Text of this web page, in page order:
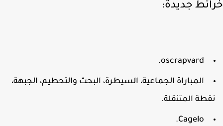
جديدة:
oscrapvard.
المباراة الجماعية، السيطرة، البحث والتحطيم، الجبهة،
المتنقلة.
Cagelo.